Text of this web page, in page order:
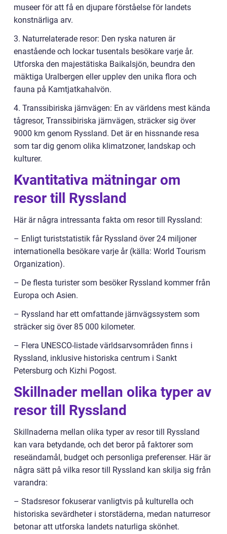
museer för att få en djupare förståelse för landets
konstnärliga arv.
3. Naturrelaterade resor: Den ryska naturen är
enastående och lockar tusentals besökare varje år.
Utforska den majestätiska Baikalsjön, beundra den
mäktiga Uralbergen eller upplev den unika flora och
fauna på Kamtjatkahalvön.
4. Transsibiriska järnvägen: En av världens mest kända
tågresor, Transsibiriska järnvägen, sträcker sig över
9000 km genom Ryssland. Det är en hissnande resa
som tar dig genom olika klimatzoner, landskap och
kulturer.
Kvantitativa mätningar om
resor till Ryssland
Här är några intressanta fakta om resor till Ryssland:
– Enligt turiststatistik får Ryssland över 24 miljoner
internationella besökare varje år (källa: World Tourism
Organization).
– De flesta turister som besöker Ryssland kommer från
Europa och Asien.
– Ryssland har ett omfattande järnvägssystem som
sträcker sig över 85 000 kilometer.
– Flera UNESCO-listade världsarvsområden finns i
Ryssland, inklusive historiska centrum i Sankt
Petersburg och Kizhi Pogost.
Skillnader mellan olika typer av
resor till Ryssland
Skillnaderna mellan olika typer av resor till Ryssland
kan vara betydande, och det beror på faktorer som
reseändamål, budget och personliga preferenser. Här är
några sätt på vilka resor till Ryssland kan skilja sig från
varandra:
– Stadsresor fokuserar vanligtvis på kulturella och
historiska sevärdheter i storstäderna, medan naturresor
betonar att utforska landets naturliga skönhet.